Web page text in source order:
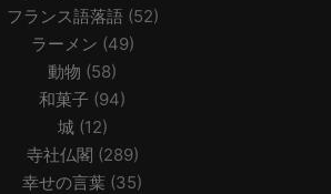
フランス語落語 (52)
ラーメン (49)
動物 (58)
和菓子 (94)
城(12)
寺社仏閣 (289)
幸せの言葉 (35)